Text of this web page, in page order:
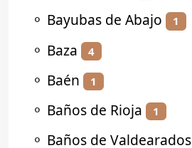
⚬ Bayubas de Abajo 1
⚬ Baza 4
⚬ Baén 1
⚬ Baños de Rioja 1
⚬ Baños de Valdearados